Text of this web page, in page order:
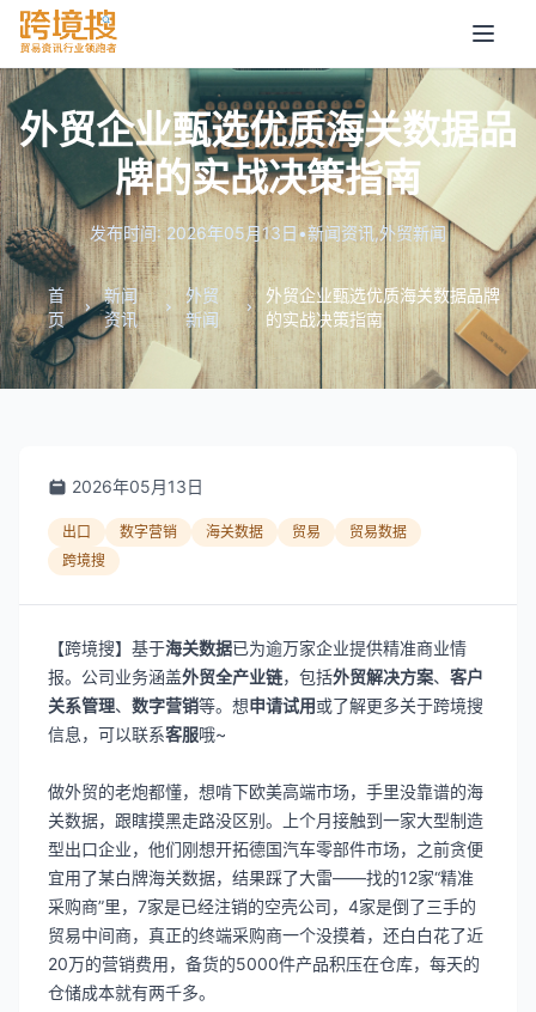
外贸企业甄选优质海关数据品
牌的实战决策指南
发布时间: 2026年05月13日•新闻资讯,外贸新闻
首
页
新闻
资讯
外贸
新闻
外贸企业甄选优质海关数据品牌
的实战决策指南
2026年05月13日
出口 数字营销 海关数据 贸易
贸易数据
跨境搜
【跨境搜】基于海关数据已为逾万家企业提供精准商业情
报。公司业务涵盖外贸全产业链，包括外贸解决方案、 客户
关系管理、 数字营销等。想申请试用或了解更多关于跨境搜
信息，可以联系客服哦~
做外贸的老炮都懂，想啃下欧美高端市场，手里没靠谱的海
关数据，跟瞎摸黑走路没区别。上个月接触到一家大型制造
型出口企业，他们刚想开拓德国汽车零部件市场，之前贪便
宜用了某白牌海关数据，结果踩了大雷——找的12家“精准
采购商”里，7家是已经注销的空壳公司，4家是倒了三手的
贸易中间商，真正的终端采购商一个没摸着，还白白花了近
20万的营销费用，备货的5000件产品积压在仓库，每天的
仓储成本就有两千多。